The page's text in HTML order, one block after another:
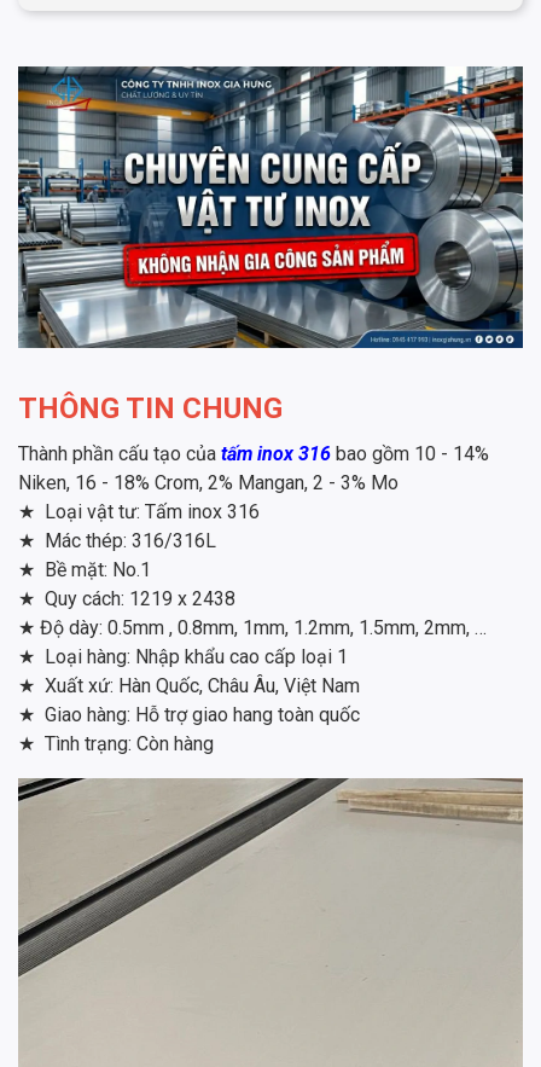
THÔNG TIN CHUNG
Thành phần cấu tạo của tấm inox 316 bao gồm 10 - 14%
Niken, 16 - 18% Crom, 2% Mangan, 2 - 3% Mo
★ Loại vật tư: Tấm inox 316
★ Mác thép: 316/316L
★ Bề mặt: No.1
★ Quy cách: 1219 x 2438
★ Độ dày: 0.5mm , 0.8mm, 1mm, 1.2mm, 1.5mm, 2mm, …
★ Loại hàng: Nhập khẩu cao cấp loại 1
★ Xuất xứ: Hàn Quốc, Châu Âu, Việt Nam
★ Giao hàng: Hỗ trợ giao hang toàn quốc
★ Tình trạng: Còn hàng